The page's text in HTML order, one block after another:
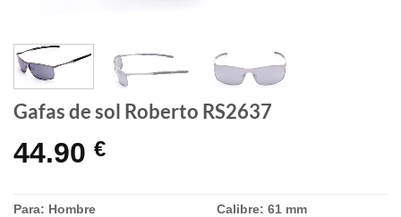
Gafas de sol Roberto RS2637
44.90 €
Para: Hombre Calibre: 61 mm